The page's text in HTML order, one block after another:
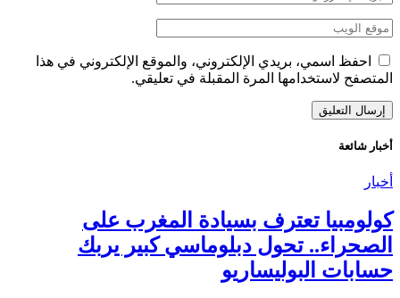
احفظ اسمي، بريدي الإلكتروني، والموقع الإلكتروني في هذا
المتصفح لاستخدامها المرة المقبلة في تعليقي.
أخبار شائعة
أخبار
كولومبيا تعترف بسيادة المغرب على
الصحراء.. تحول دبلوماسي كبير يربك
حسابات البوليساريو